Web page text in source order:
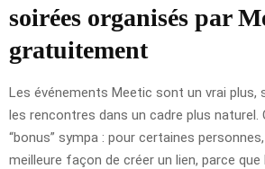
soirées organisés par
gratuitement
Les événements Meetic sont un vrai
les rencontres dans un cadre plus naturel.
“bonus” sympa : pour certaines
meilleure façon de créer un lien, parce que